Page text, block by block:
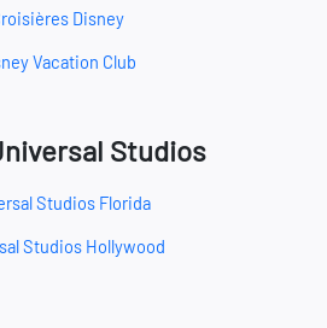
Disney
Vacation Club
Studios
Studios Florida
Studios Hollywood